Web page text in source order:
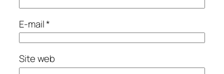
E-mail*
Site web